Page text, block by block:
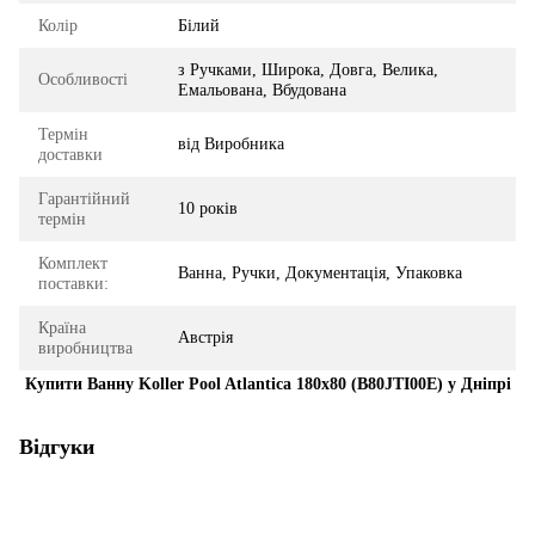
Колір Білий
Особливості
з Ручками, Широка, Довга, Велика,
Емальована, Вбудована
Термін
доставки
від Виробника
Гарантійний
термін
10 років
Комплект
поставки:
Ванна, Ручки, Документація, Упаковка
Країна
виробництва
Австрія
Купити Ванну Koller Pool Atlantica 180x80 (B80JTI00E) у Дніпрі
Відгуки